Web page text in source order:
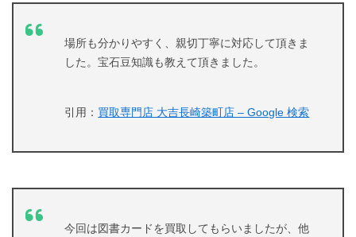
場所も分かりやすく、親切丁寧に対応して頂きま
した。宝石豆知識も教えて頂きました。
引用： 買取専門店 大吉長崎築町店 – Google 検索
今回は図書カードを買取してもらいましたが、他